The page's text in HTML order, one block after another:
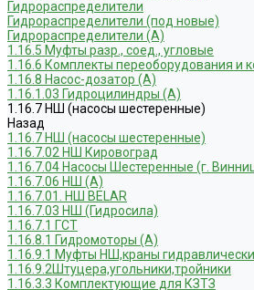
Гидрораспределители
Гидрораспределители (под новые)
Гидрораспределители (А)
1.16.5 Муфты разр., соед., угловые
1.16.6 Комплекты переоборудования и
1.16.8 Насос-дозатор (А)
1.16.1.03 Гидроцилиндры (А)
1.16.7 НШ (насосы шестеренные)
Назад
1.16.7 НШ (насосы шестеренные)
1.16.7.02 НШ Кировоград
1.16.7.04 Насосы Шестеренные (г.
1.16.7.06 НШ (А)
1.16.7.01. НШ BELAR
1.16.7.03 НШ (Гидросила)
1.16.7.1 ГСТ
1.16.8.1 Гидромоторы (А)
1.16.9.1 Муфты НШ,краны
1.16.9.2Штуцера,угольники,тройники
1.16.3.3 Комплектующие для КЗТЗ